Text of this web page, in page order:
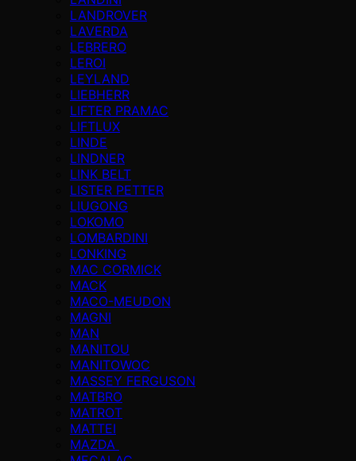
LANDROVER
LAVERDA
LEBRERO
LEROI
LEYLAND
LIEBHERR
LIFTER PRAMAC
LIFTLUX
LINDE
LINDNER
LINK BELT
LISTER PETTER
LIUGONG
LOKOMO
LOMBARDINI
LONKING
MAC CORMICK
MACK
MACO-MEUDON
MAGNI
MAN
MANITOU
MANITOWOC
MASSEY FERGUSON
MATBRO
MATROT
MATTEI
MAZDA